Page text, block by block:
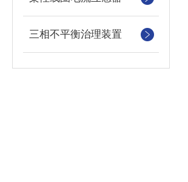
三相不平衡治理装置